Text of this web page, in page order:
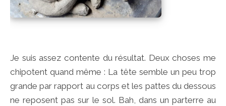
Je suis assez contente du résultat. Deux choses me
chipotent quand même : La tête semble un peu trop
grande par rapport au corps et les pattes du dessous
ne reposent pas sur le sol. Bah, dans un parterre au